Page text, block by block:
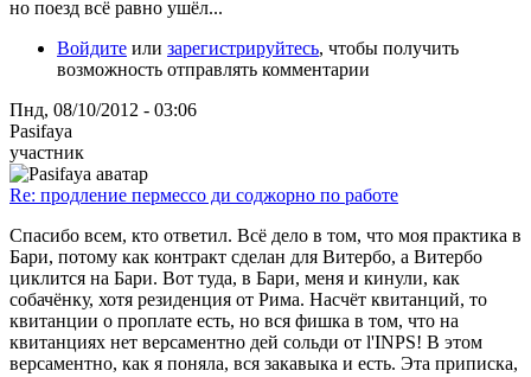
но поезд всё равно ушёл...
Войдите или зарегистрируйтесь, чтобы получить
возможность отправлять комментарии
Пнд, 08/10/2012 - 03:06
Pasifaya
участник
Re: продление пермессо ди соджорно по работе
Спасибо всем, кто ответил. Всё дело в том, что моя практика в
Бари, потому как контракт сделан для Витербо, а Витербо
циклится на Бари. Вот туда, в Бари, меня и кинули, как
собачёнку, хотя резиденция от Рима. Насчёт квитанций, то
квитанции о проплате есть, но вся фишка в том, что на
квитанциях нет версаментно дей сольди от l'INPS! В этом
версаментно, как я поняла, вся закавыка и есть. Эта приписка,